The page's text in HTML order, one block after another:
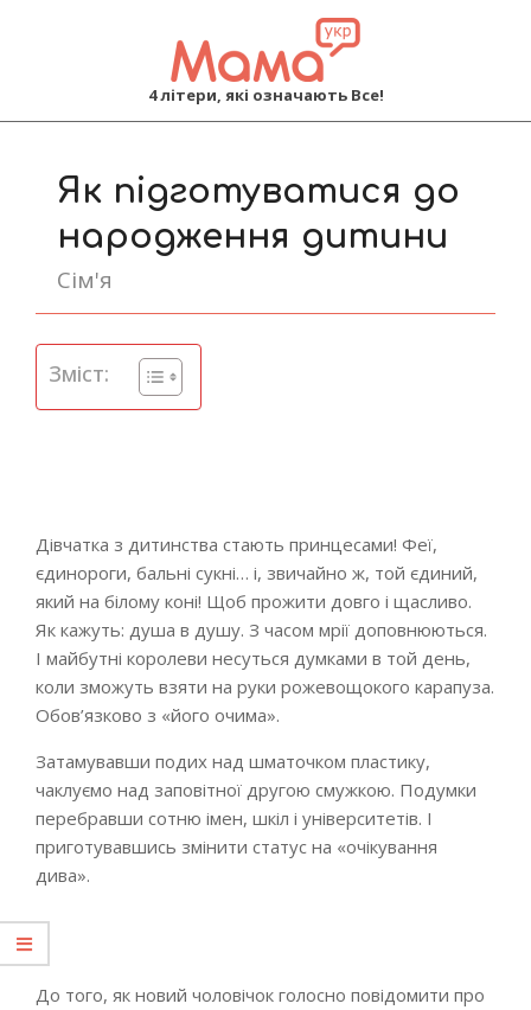
4 літери, які означають Все!
Як підготуватися до
народження дитини
Сім'я
Зміст:
Дівчатка з дитинства стають принцесами! Феї,
єдинороги, бальні сукні… і, звичайно ж, той єдиний,
який на білому коні! Щоб прожити довго і щасливо.
Як кажуть: душа в душу. З часом мрії доповнюються.
І майбутні королеви несуться думками в той день,
коли зможуть взяти на руки рожевощокого карапуза.
Обов’язково з «його очима».
Затамувавши подих над шматочком пластику,
чаклуємо над заповітної другою смужкою. Подумки
перебравши сотню імен, шкіл і університетів. І
приготувавшись змінити статус на «очікування
дива».
До того, як новий чоловічок голосно повідомити про